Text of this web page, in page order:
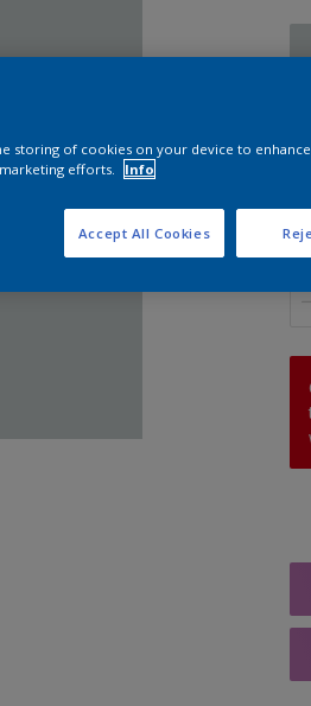
storing of cookies on your device to
efforts.
Info
Accept All Cookies